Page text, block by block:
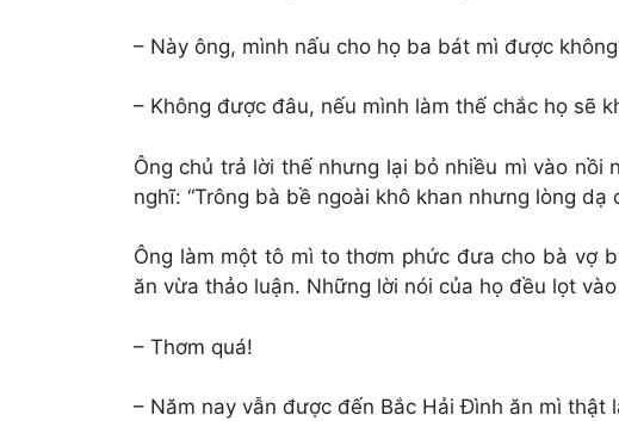
– Này ông, mình nấu cho họ ba bát mì được
– Không được đâu, nếu mình làm thế chắc họ sẽ
Ông chủ trả lời thế nhưng lại bỏ nhiều mì vào nồi
nghĩ: “Trông bà bề ngoài khô khan nhưng lòng dạ
Ông làm một tô mì to thơm phức đưa cho bà vợ
ăn vừa thảo luận. Những lời nói của họ đều lọt
– Thơm quá!
– Năm nay vẫn được đến Bắc Hải Đình ăn mì thật